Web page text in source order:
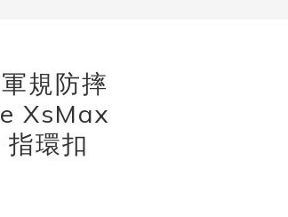
規防摔
XsMax
環扣